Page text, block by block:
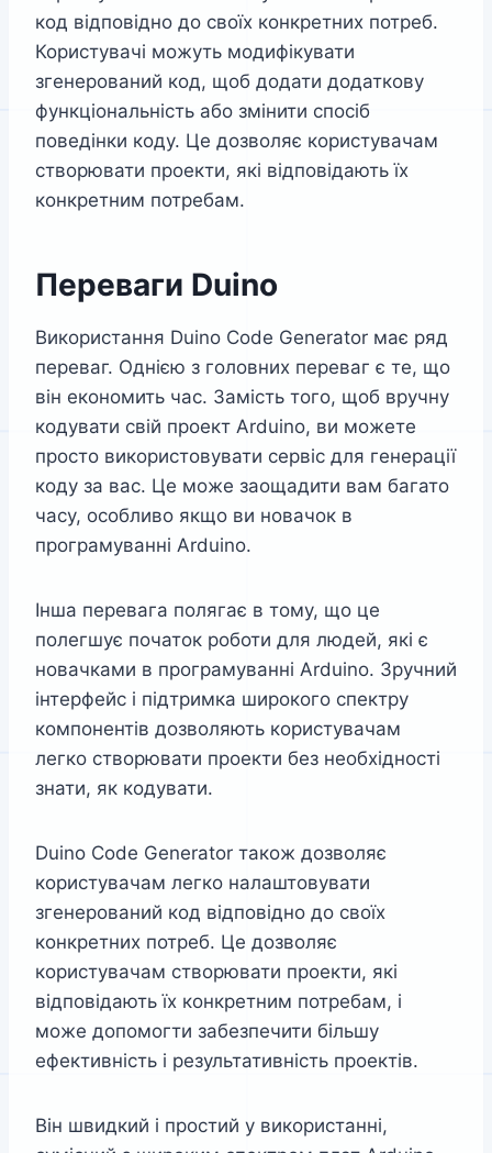
код відповідно до своїх конкретних потреб.
Користувачі можуть модифікувати
згенерований код, щоб додати додаткову
функціональність або змінити спосіб
поведінки коду. Це дозволяє користувачам
створювати проекти, які відповідають їх
конкретним потребам.
Переваги Duino
Використання Duino Code Generator має ряд
переваг. Однією з головних переваг є те, що
він економить час. Замість того, щоб вручну
кодувати свій проект Arduino, ви можете
просто використовувати сервіс для генерації
коду за вас. Це може заощадити вам багато
часу, особливо якщо ви новачок в
програмуванні Arduino.
Інша перевага полягає в тому, що це
полегшує початок роботи для людей, які є
новачками в програмуванні Arduino. Зручний
інтерфейс і підтримка широкого спектру
компонентів дозволяють користувачам
легко створювати проекти без необхідності
знати, як кодувати.
Duino Code Generator також дозволяє
користувачам легко налаштовувати
згенерований код відповідно до своїх
конкретних потреб. Це дозволяє
користувачам створювати проекти, які
відповідають їх конкретним потребам, і
може допомогти забезпечити більшу
ефективність і результативність проектів.
Він швидкий і простий у використанні,